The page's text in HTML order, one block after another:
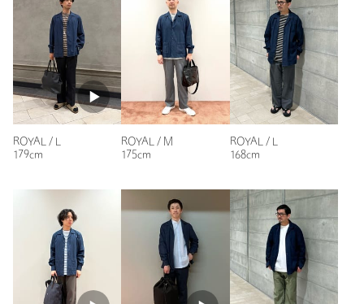
170cm
普段の着用サイズ：
参考になった
購入サイズ：L
購入カラー：ROYAL
購入商品のサイズ感：
ちょうどよい
これからのシーズン用に購入しました。春着として出番が多そ
うです。
ROYAL / L
179cm
ROYAL / M
175cm
ROYAL / L
168cm